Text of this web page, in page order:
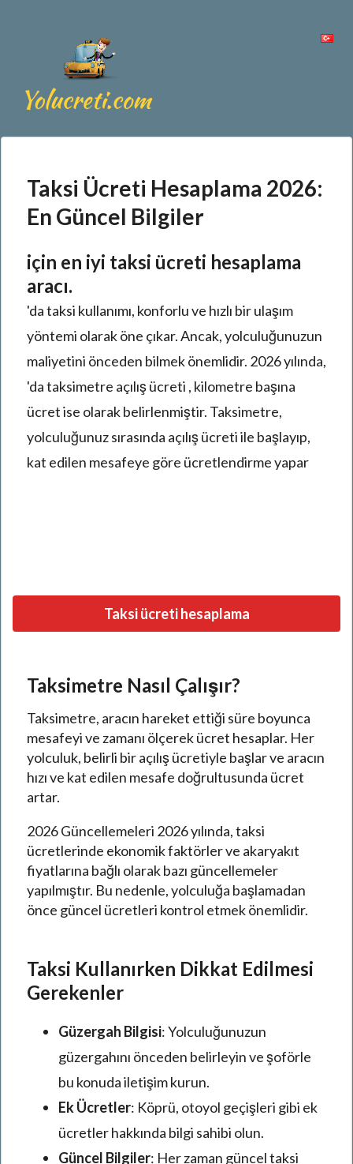
Taksi Ücreti Hesaplama 2026:
En Güncel Bilgiler
için en iyi taksi ücreti hesaplama
aracı.
'da taksi kullanımı, konforlu ve hızlı bir ulaşım
yöntemi olarak öne çıkar. Ancak, yolculuğunuzun
maliyetini önceden bilmek önemlidir. 2026 yılında,
'da taksimetre açılış ücreti , kilometre başına
ücret ise olarak belirlenmiştir. Taksimetre,
yolculuğunuz sırasında açılış ücreti ile başlayıp,
kat edilen mesafeye göre ücretlendirme yapar
Taksi ücreti hesaplama
Taksimetre Nasıl Çalışır?
Taksimetre, aracın hareket ettiği süre boyunca
mesafeyi ve zamanı ölçerek ücret hesaplar. Her
yolculuk, belirli bir açılış ücretiyle başlar ve aracın
hızı ve kat edilen mesafe doğrultusunda ücret
artar.
2026 Güncellemeleri 2026 yılında, taksi
ücretlerinde ekonomik faktörler ve akaryakıt
fiyatlarına bağlı olarak bazı güncellemeler
yapılmıştır. Bu nedenle, yolculuğa başlamadan
önce güncel ücretleri kontrol etmek önemlidir.
Taksi Kullanırken Dikkat Edilmesi
Gerekenler
Güzergah Bilgisi: Yolculuğunuzun
güzergahını önceden belirleyin ve şoförle
bu konuda iletişim kurun.
Ek Ücretler: Köprü, otoyol geçişleri gibi ek
ücretler hakkında bilgi sahibi olun.
Güncel Bilgiler: Her zaman güncel taksi